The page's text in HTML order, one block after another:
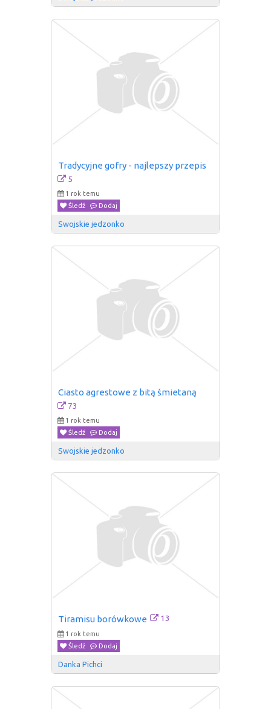
Tradycyjne gofry - najlepszy przepis
5
1 rok temu
Śledź
Dodaj
Swojskie jedzonko
Ciasto agrestowe z bitą śmietaną
73
1 rok temu
Śledź
Dodaj
Swojskie jedzonko
Tiramisu borówkowe 13
1 rok temu
Śledź
Dodaj
Danka Pichci